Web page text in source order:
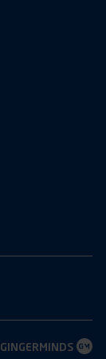
GINGERMINDS